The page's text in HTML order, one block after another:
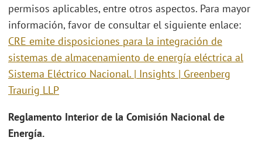
permisos aplicables, entre otros aspectos. Para mayor
información, favor de consultar el siguiente enlace:
CRE emite disposiciones para la integración de
sistemas de almacenamiento de energía eléctrica al
Sistema Eléctrico Nacional. | Insights | Greenberg
Traurig LLP
Reglamento Interior de la Comisión Nacional de
Energía.